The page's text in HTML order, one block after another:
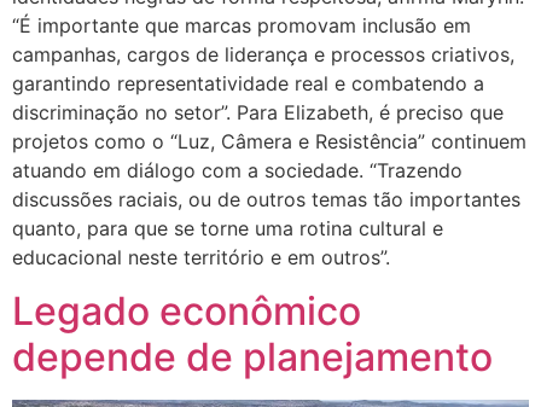
“É importante que marcas promovam inclusão em
campanhas, cargos de liderança e processos criativos,
garantindo representatividade real e combatendo a
discriminação no setor”. Para Elizabeth, é preciso que
projetos como o “Luz, Câmera e Resistência” continuem
atuando em diálogo com a sociedade. “Trazendo
discussões raciais, ou de outros temas tão importantes
quanto, para que se torne uma rotina cultural e
educacional neste território e em outros”.
Legado econômico
depende de planejamento